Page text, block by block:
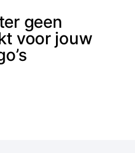
geen
voor jouw